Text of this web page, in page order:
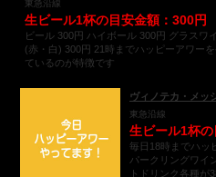
東急沿線
生ビール1杯の目安金額：300円
ビール 300円 ハイボール 300円 グラスワ
(赤・白) 300円 21時までハッピーアワーを
ているのが特徴です
ヴィノテカ・メッ
東急沿線
生ビール1杯
毎日18時までハッ
パークリングワイ
トドリンク各種が